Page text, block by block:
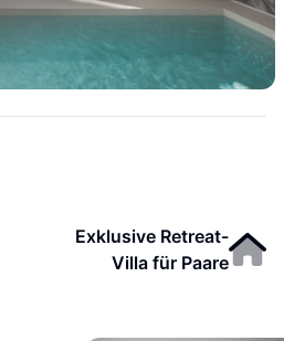
Exklusive Retreat-
Villa für Paare